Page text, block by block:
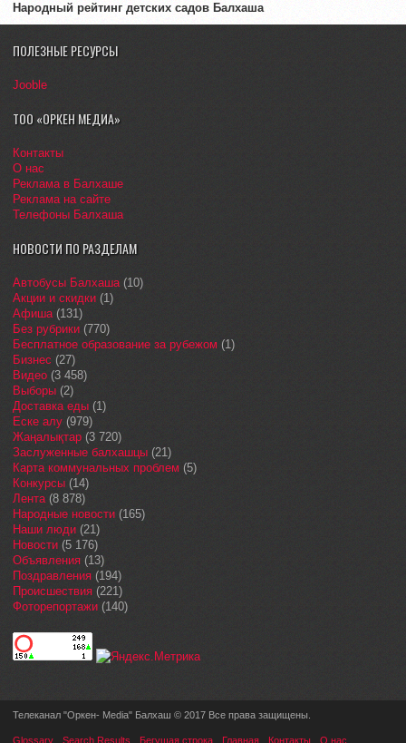
Народный рейтинг детских садов Балхаша
ПОЛЕЗНЫЕ РЕСУРСЫ
Jooble
ТОО «ОРКЕН МЕДИА»
Контакты
О нас
Реклама в Балхаше
Реклама на сайте
Телефоны Балхаша
НОВОСТИ ПО РАЗДЕЛАМ
Автобусы Балхаша(10)
Акции и скидки (1)
Афиша(131)
Без рубрики (770)
Бесплатное образование за рубежом (1)
Бизнес (27)
Видео (3 458)
Выборы (2)
Доставка еды (1)
Еске алу (979)
Жаңалықтар (3 720)
Заслуженные балхашцы (21)
Карта коммунальных проблем (5)
Конкурсы (14)
Лента(8 878)
Народные новости (165)
Наши люди (21)
Новости (5 176)
Объявления (13)
Поздравления (194)
Происшествия (221)
Фоторепортажи (140)
Телеканал "Оркен- Media" Балхаш © 2017 Все права защищены.
Glossary Search Results Бегущая строка Главная Контакты О нас